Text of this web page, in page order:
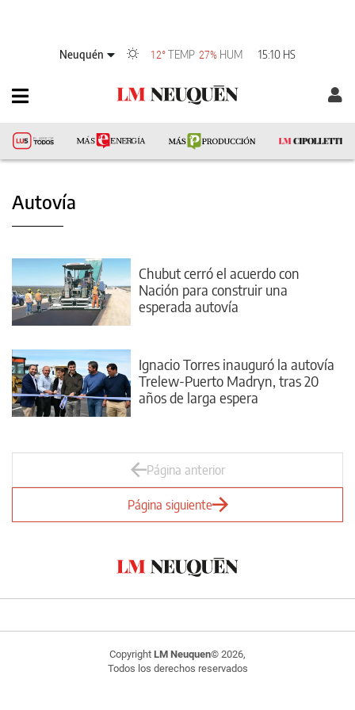
Neuquén 12°TEMP 27% HUM 15:10 HS
Autovía
Chubut cerró el acuerdo con
Nación para construir una
esperada autovía
Ignacio Torres inauguró la autovía
Trelew-Puerto Madryn, tras 20
años de larga espera
Página anterior
Página siguiente
Copyright LM Neuquen© 2026,
Todos los derechos reservados